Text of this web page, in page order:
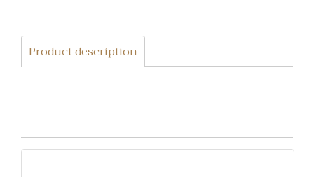
Product description